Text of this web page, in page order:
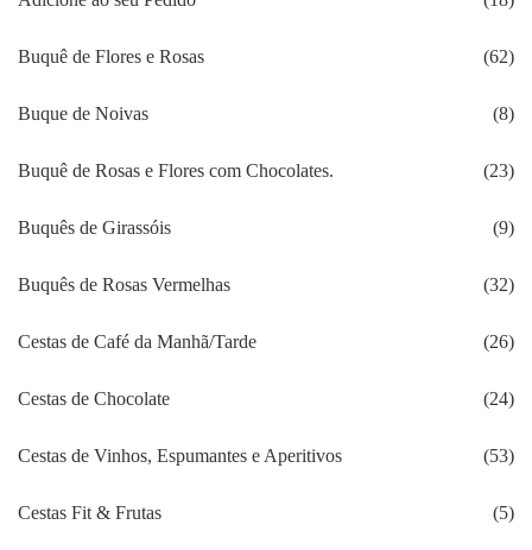
Buquê de Flores e Rosas (62)
Buque de Noivas (8)
Buquê de Rosas e Flores com Chocolates. (23)
Buquês de Girassóis (9)
Buquês de Rosas Vermelhas (32)
Cestas de Café da Manhã/Tarde (26)
Cestas de Chocolate (24)
Cestas de Vinhos, Espumantes e Aperitivos (53)
Cestas Fit & Frutas (5)